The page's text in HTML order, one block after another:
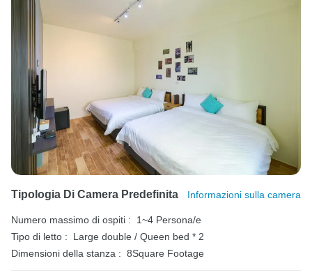
Tipologia Di Camera Predefinita Informazioni sulla camera
Numero massimo di ospiti :
1~4 Persona/e
Tipo di letto :
Large double / Queen bed * 2
Dimensioni della stanza : 8Square Footage